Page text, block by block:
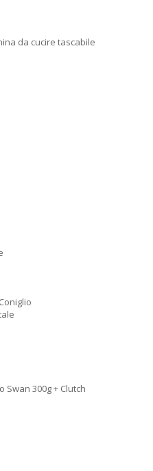
da cucire tascabile
Swan 300g + Clutch